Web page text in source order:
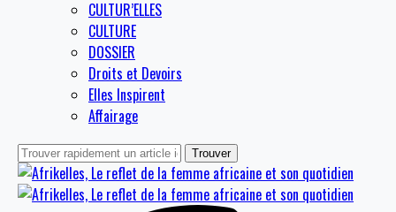
CULTUR’ELLES
CULTURE
DOSSIER
Droits et Devoirs
Elles Inspirent
Affairage